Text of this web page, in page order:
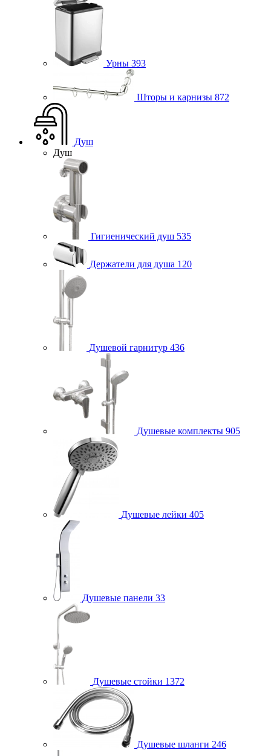
Урны 393
Шторы и карнизы 872
Душ
Душ
Гигиенический душ 535
Держатели для душа 120
Душевой гарнитур 436
Душевые комплекты 905
Душевые лейки 405
Душевые панели 33
Душевые стойки 1372
Душевые шланги 246